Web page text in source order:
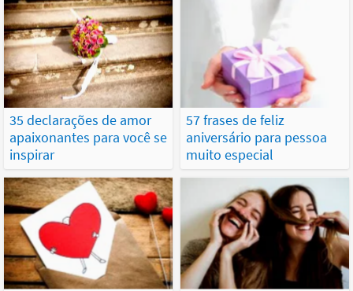
35 declarações de amor
apaixonantes para você se
inspirar
57 frases de feliz
aniversário para pessoa
muito especial